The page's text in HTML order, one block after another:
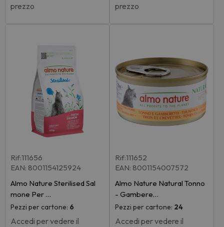
prezzo
prezzo
Rif:111656
EAN: 8001154125924
Almo Nature Sterilised Sal
mone Per …
Pezzi per cartone: 6
Accedi per vedere il
Rif:111652
EAN: 8001154007572
Almo Nature Natural Tonno
- Gambere…
Pezzi per cartone: 24
Accedi per vedere il